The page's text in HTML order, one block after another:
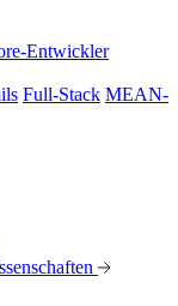
Entwickler
Full-Stack MEAN-